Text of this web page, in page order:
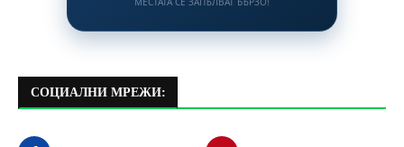
СОЦИАЛНИ МРЕЖИ: